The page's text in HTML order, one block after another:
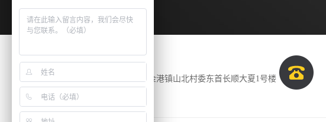
公司地址
江苏省张家港市金港镇山北村委东首长顺大夏1号楼